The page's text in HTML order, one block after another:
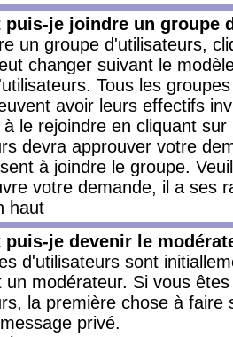
puis-je joindre un groupe
un groupe d'utilisateurs,
changer suivant le
Tous les
avoir leurs effectifs
le rejoindre en cliquant
devra approuver votre
à joindre le groupe.
votre demande, il a ses
haut
puis-je devenir le
d'utilisateurs sont
un modérateur. Si vous
la première chose à
privé.